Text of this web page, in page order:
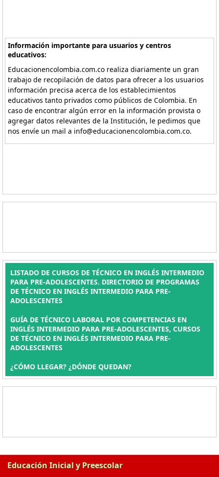
Información importante para usuarios y centros
educativos:
Educacionencolombia.com.co realiza diariamente un gran
trabajo de recopilación de datos para ofrecer a los usuarios
información precisa acerca de los establecimientos
educativos tanto privados como públicos de Colombia. En
caso de encontrar algún error en la información provista o
agregar datos relevantes de la Institución, le pedimos que
nos envíe un mail a info@educacionencolombia.com.co.
LISTADO DE CURSOS DE TÉCNICO EN INGLÉS INTERMEDIO
PARA PRE-ADOLESCENTES. DIRECTORIO DE PROGRAMAS
DE TÉCNICO EN INGLÉS INTERMEDIO PARA PRE-
ADOLESCENTES
GUÍA DE TÉCNICO LABORAL POR COMPETENCIAS EN
INGLÉS INTERMEDIO PARA PRE-ADOLESCENTES, CURSOS
DE TÉCNICO EN INGLÉS INTERMEDIO PARA PRE-
ADOLESCENTES
¿CÓMO LLEGAR? ¿DÓNDE QUEDAN?
Educación Inicial y Preescolar